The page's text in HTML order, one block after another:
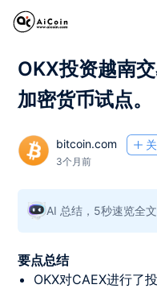
OKX投资越南
加密货币试点。
bitcoin.com
3个月前
AI 总结，5秒速览全文
要点总结
OKX对CAEX进行了